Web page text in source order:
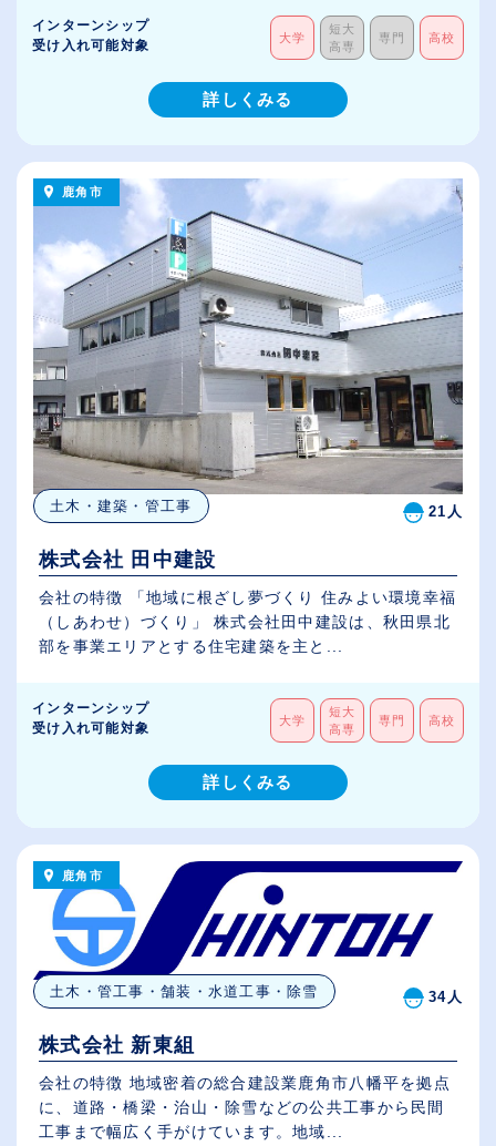
インターンシップ
受け入れ可能対象
大学
短大
高専
専門 高校
詳しくみる
鹿角市
土木・建築・管工事 21人
株式会社 田中建設
会社の特徴 「地域に根ざし夢づくり 住みよい環境幸福
（しあわせ）づくり」 株式会社田中建設は、秋田県北
部を事業エリアとする住宅建築を主と...
インターンシップ
受け入れ可能対象
大学
短大
高専
専門 高校
詳しくみる
鹿角市
土木・管工事・舗装・水道工事・除雪 34人
株式会社 新東組
会社の特徴 地域密着の総合建設業鹿角市八幡平を拠点
に、道路・橋梁・治山・除雪などの公共工事から民間
工事まで幅広く手がけています。地域...